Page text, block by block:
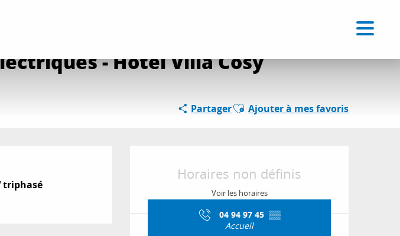
- Hotel Villa Cosy
PartagerAjouter aux favoris
Ajouter à mes favoris
Ouverture et
Horaires non définis
Voir les horaires
04 94 97 45 ▒▒
Accueil
triphasé